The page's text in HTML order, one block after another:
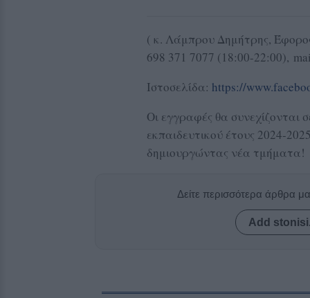
( κ. Λάμπρου Δημήτρης,
698 371 7077 (18:00-22:00),
Ιστοσελίδα: https://
Οι εγγραφές θα συνεχίζονται
εκπαιδευτικού έτους 2024-
δημιουργώντας νέα τμήματα!
Δείτε περισσότερα άρθρα
Add